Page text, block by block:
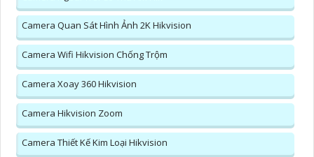
Camera Quan Sát Hình Ảnh 2K Hikvision
Camera Wifi Hikvision Chống Trộm
Camera Xoay 360 Hikvision
Camera Hikvision Zoom
Camera Thiết Kế Kim Loại Hikvision